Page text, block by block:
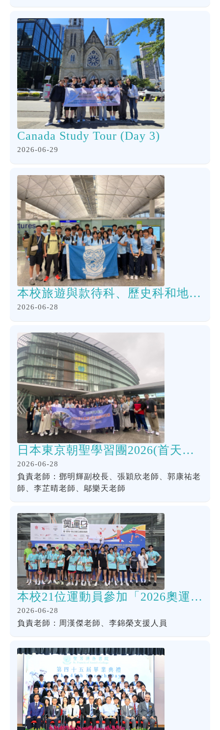
Canada Study Tour (Day 3)
2026-06-29
本校旅遊與款待科、歷史科和地理科的「法國巴黎旅遊計劃實踐」出發，9天旅程正式開展。
2026-06-28
日本東京朝聖學習團2026(首天行程)
2026-06-28
負責老師：鄧明輝副校長、張穎欣老師、郭康祐老
師、李芷晴老師、鄔樂天老師
本校21位運動員參加「2026奧運日暨愛知-名古屋奧運歡樂跑」
2026-06-28
負責老師：周漢傑老師、李錦榮支援人員